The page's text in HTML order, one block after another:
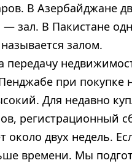
В Азербайджане
— зал. В Пакистане
залом.
передачу
при
Для недавно
регистрационный
около двух недель.
времени. Мы